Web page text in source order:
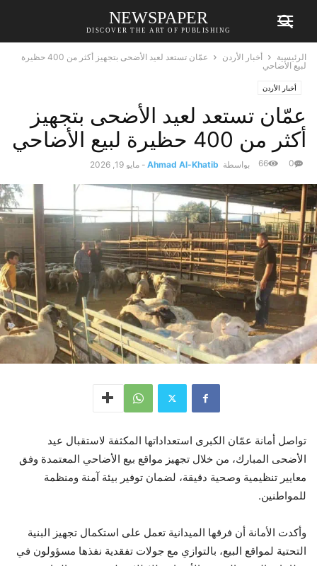
NEWSPAPER
DISCOVER THE ART OF PUBLISHING
الرئيسية أخبار الأردن
عمّان تستعد لعيد الأضحى بتجهيز أكثر من 400 حظيرة
لبيع الأضاحي
أخبار الأردن
عمّان تستعد لعيد الأضحى بتجهيز
أكثر من 400 حظيرة لبيع الأضاحي
بواسطة Ahmad Al-Khatib
- مايو 19, 2026 0
66
تواصل أمانة عمّان الكبرى استعداداتها المكثفة لاستقبال عيد
الأضحى المبارك، من خلال تجهيز مواقع بيع الأضاحي المعتمدة وفق
معايير تنظيمية وصحية دقيقة، لضمان توفير بيئة آمنة ومنظمة
للمواطنين.
وأكدت الأمانة أن فرقها الميدانية تعمل على استكمال تجهيز البنية
التحتية لمواقع البيع، بالتوازي مع جولات تفقدية نفذها مسؤولون في